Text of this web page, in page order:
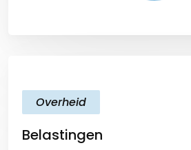
Overheid
Belastingen